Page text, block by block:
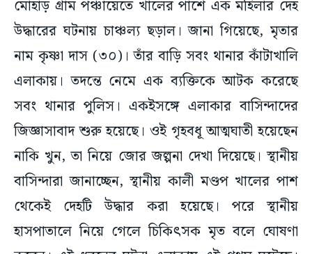
মোহাড় গ্রাম পঞ্চায়েতে খালের পাশে এক মহিলার দেহ
উদ্ধারের ঘটনায় চাঞ্চল্য ছড়াল। জানা গিয়েছে, মৃতার
নাম কৃষ্ণা দাস (৩০)। তাঁর বাড়ি সবং থানার কাঁটাখালি
এলাকায়। তদন্তে নেমে এক ব্যক্তিকে আটক করেছে
সবং থানার পুলিস। একইসঙ্গে এলাকার বাসিন্দাদের
জিজ্ঞাসাবাদ শুরু হয়েছে। ওই গৃহবধূ আত্মঘাতী হয়েছেন
নাকি খুন, তা নিয়ে জোর জল্পনা দেখা দিয়েছে। স্থানীয়
বাসিন্দারা জানাচ্ছেন, স্থানীয় কালী মণ্ডপ খালের পাশ
থেকেই দেহটি উদ্ধার করা হয়েছে। পরে স্থানীয়
হাসপাতালে নিয়ে গেলে চিকিৎসক মৃত বলে ঘোষণা